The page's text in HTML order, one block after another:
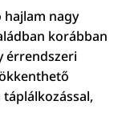
hajlam nagy
korábban
érrendszeri
táplálkozással,